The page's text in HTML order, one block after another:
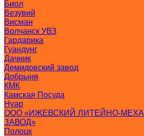
Биол
Везувий
Висман
Волчанск УВЗ
Гардарика
Гуандунг
Дачник
Демидовский завод
Добрыня
КМК
Камская Посуда
Нуар
ООО «ИЖЕВСКИЙ ЛИТЕЙНО-
ЗАВОД»
Полоцк